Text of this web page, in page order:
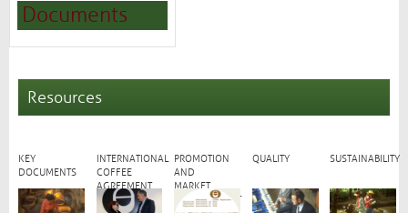
Documents
Resources
KEY
DOCUMENTS
INTERNATIONAL
COFFEE
AGREEMENT
PROMOTION
AND
MARKET
DEVELOPMENT
QUALITY SUSTAINABILITY